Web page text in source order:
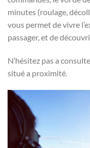
minutes (roulage,
vous permet de vivre
passager, et de
N’hésitez pas a
situé a proximité.